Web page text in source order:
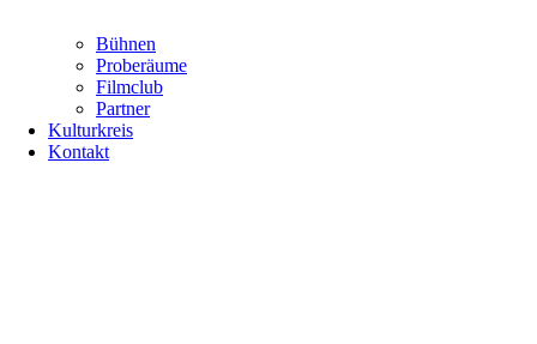
Bühnen
Proberäume
Filmclub
Partner
Kulturkreis
Kontakt